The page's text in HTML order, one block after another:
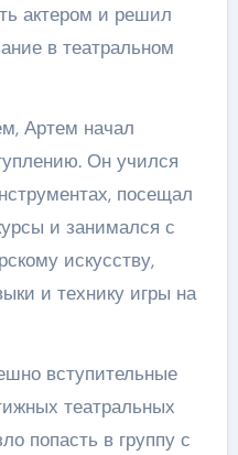
актером и решил
в театральном
Артем начал
Он учился
посещал
и занимался с
искусству,
и технику игры на
вступительные
театральных
попасть в группу с